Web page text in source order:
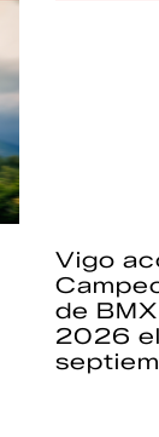
Vigo
de
2026